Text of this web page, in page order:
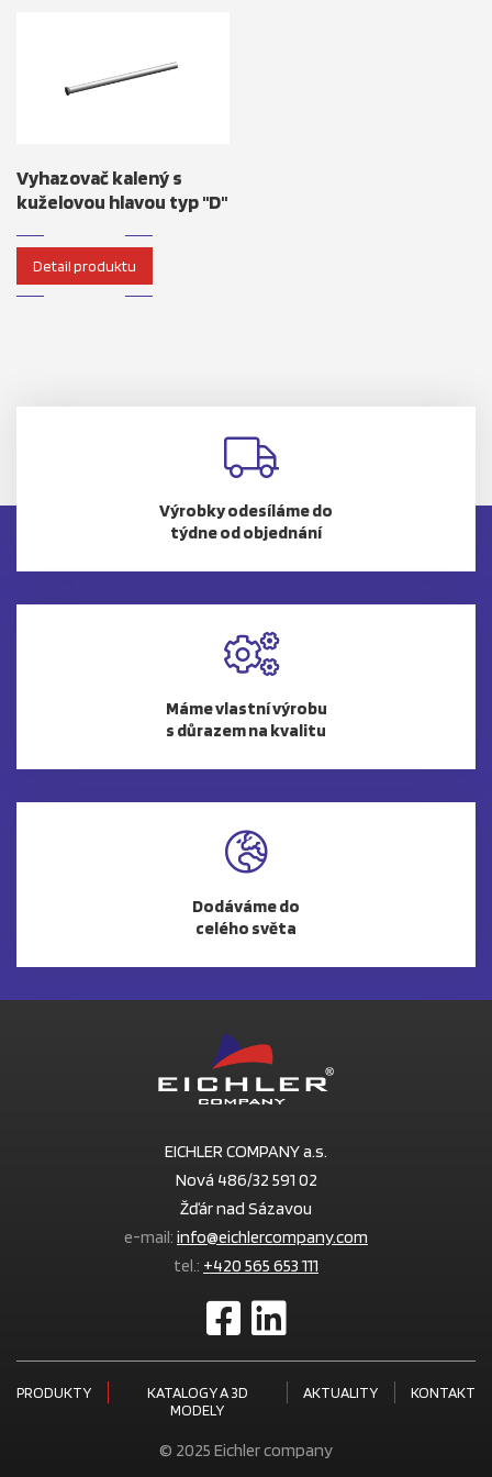
Vyhazovač kalený s
kuželovou hlavou typ "D"
Detail produktu
Výrobky odesíláme do
týdne od objednání
Máme vlastní výrobu
s důrazem na kvalitu
Dodáváme do
celého světa
© 2025 Eichler company
EICHLER COMPANY a.s.
Nová 486/32 591 02
Žďár nad Sázavou
e-mail: info@eichlercompany.com
tel.: +420 565 653 111
PRODUKTY
KATALOGY A 3D
MODELY
AKTUALITY KONTAKT